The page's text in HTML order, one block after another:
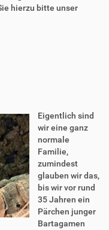
hierzu bitte unser
Eigentlich sind
wir eine ganz
normale
Familie,
zumindest
glauben wir das,
bis wir vor rund
35 Jahren ein
Pärchen junger
Bartagamen